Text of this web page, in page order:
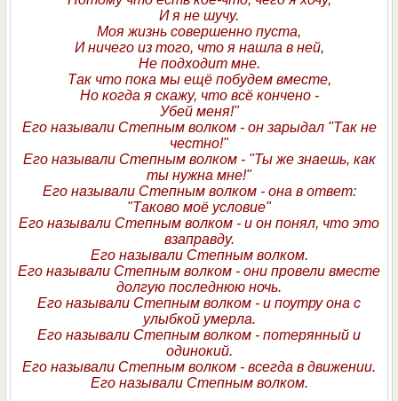
И я не шучу.
Моя жизнь совершенно пуста,
И ничего из того, что я нашла в ней,
Не подходит мне.
Так что пока мы ещё побудем вместе,
Но когда я скажу, что всё кончено -
Убей меня!"
Его называли Степным волком - он зарыдал "Так не
честно!"
Его называли Степным волком - "Ты же знаешь, как
ты нужна мне!"
Его называли Степным волком - она в ответ:
"Таково моё условие"
Его называли Степным волком - и он понял, что это
взаправду.
Его называли Степным волком.
Его называли Степным волком - они провели вместе
долгую последнюю ночь.
Его называли Степным волком - и поутру она с
улыбкой умерла.
Его называли Степным волком - потерянный и
одинокий.
Его называли Степным волком - всегда в движении.
Его называли Степным волком.